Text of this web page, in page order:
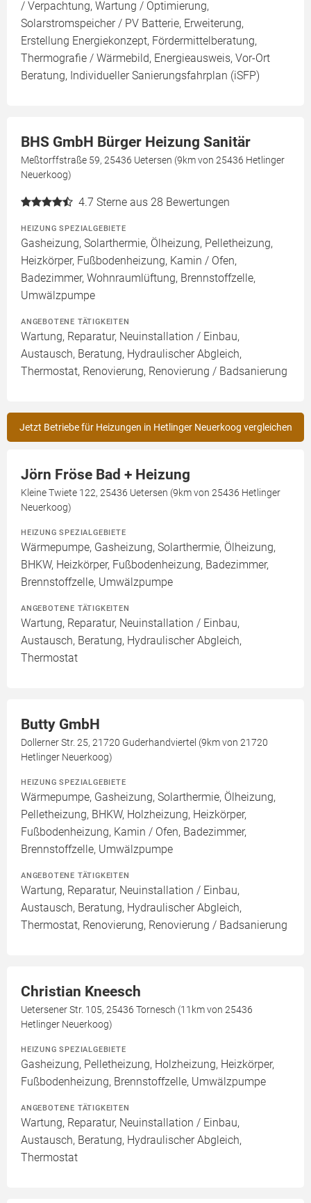
/ Verpachtung, Wartung / Optimierung,
Solarstromspeicher / PV Batterie, Erweiterung,
Erstellung Energiekonzept, Fördermittelberatung,
Thermografie / Wärmebild, Energieausweis, Vor-Ort
Beratung, Individueller Sanierungsfahrplan (iSFP)
BHS GmbH Bürger Heizung Sanitär
Meßtorffstraße 59, 25436 Uetersen (9km von 25436 Hetlinger
Neuerkoog)
4.7 Sterne aus 28 Bewertungen
HEIZUNG SPEZIALGEBIETE
Gasheizung, Solarthermie, Ölheizung, Pelletheizung,
Heizkörper, Fußbodenheizung, Kamin / Ofen,
Badezimmer, Wohnraumlüftung, Brennstoffzelle,
Umwälzpumpe
ANGEBOTENE TÄTIGKEITEN
Wartung, Reparatur, Neuinstallation / Einbau,
Austausch, Beratung, Hydraulischer Abgleich,
Thermostat, Renovierung, Renovierung / Badsanierung
Jetzt Betriebe für Heizungen in Hetlinger Neuerkoog vergleichen
Jörn Fröse Bad + Heizung
Kleine Twiete 122, 25436 Uetersen (9km von 25436 Hetlinger
Neuerkoog)
HEIZUNG SPEZIALGEBIETE
Wärmepumpe, Gasheizung, Solarthermie, Ölheizung,
BHKW, Heizkörper, Fußbodenheizung, Badezimmer,
Brennstoffzelle, Umwälzpumpe
ANGEBOTENE TÄTIGKEITEN
Wartung, Reparatur, Neuinstallation / Einbau,
Austausch, Beratung, Hydraulischer Abgleich,
Thermostat
Butty GmbH
Dollerner Str. 25, 21720 Guderhandviertel (9km von 21720
Hetlinger Neuerkoog)
HEIZUNG SPEZIALGEBIETE
Wärmepumpe, Gasheizung, Solarthermie, Ölheizung,
Pelletheizung, BHKW, Holzheizung, Heizkörper,
Fußbodenheizung, Kamin / Ofen, Badezimmer,
Brennstoffzelle, Umwälzpumpe
ANGEBOTENE TÄTIGKEITEN
Wartung, Reparatur, Neuinstallation / Einbau,
Austausch, Beratung, Hydraulischer Abgleich,
Thermostat, Renovierung, Renovierung / Badsanierung
Christian Kneesch
Uetersener Str. 105, 25436 Tornesch (11km von 25436
Hetlinger Neuerkoog)
HEIZUNG SPEZIALGEBIETE
Gasheizung, Pelletheizung, Holzheizung, Heizkörper,
Fußbodenheizung, Brennstoffzelle, Umwälzpumpe
ANGEBOTENE TÄTIGKEITEN
Wartung, Reparatur, Neuinstallation / Einbau,
Austausch, Beratung, Hydraulischer Abgleich,
Thermostat